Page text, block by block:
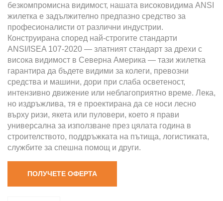
безкомпромисна видимост, нашата високовидима ANSI
жилетка е задължително предпазно средство за
професионалисти от различни индустрии.
Конструирана според най-строгите стандарти
ANSI/ISEA 107-2020 — златният стандарт за дрехи с
висока видимост в Северна Америка — тази жилетка
гарантира да бъдете видими за колеги, превозни
средства и машини, дори при слаба осветеност,
интензивно движение или неблагоприятно време. Лека,
но издръжлива, тя е проектирана да се носи лесно
върху ризи, якета или пуловери, което я прави
универсална за използване през цялата година в
строителството, поддръжката на пътища, логистиката,
службите за спешна помощ и други.
ПОЛУЧЕТЕ ОФЕРТА